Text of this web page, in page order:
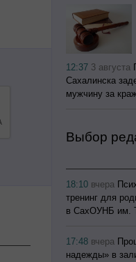
12:37 3 августа
Сахалинска
мужчину за
Выбор
18:10 вчера
тренинг для
в СахОУНБ им.
17:48 вчера
надежды» в